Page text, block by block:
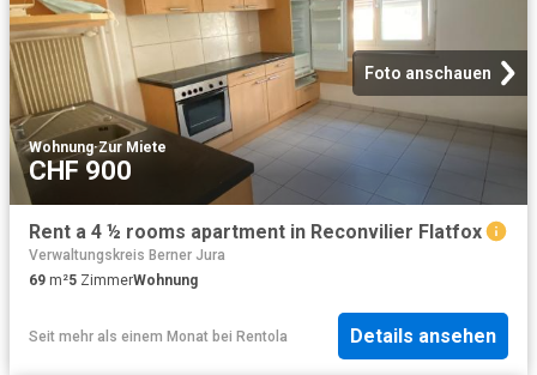
Foto anschauen
Wohnung·Zur Miete
CHF 900
Rent a 4 ½ rooms apartment in Reconvilier Flatfox
Verwaltungskreis Berner Jura
69 m²5 ZimmerWohnung
Seit mehr als einem Monat bei Rentola Details ansehen